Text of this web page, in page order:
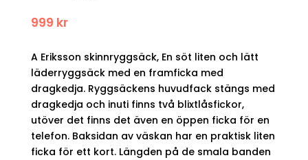
999 kr
A Eriksson skinnryggsäck, En söt liten och lätt
läderryggsäck med en framficka med
dragkedja. Ryggsäckens huvudfack stängs med
dragkedja och inuti finns två blixtlåsfickor,
utöver det finns det även en öppen ficka för en
telefon. Baksidan av väskan har en praktisk liten
ficka för ett kort. Längden på de smala banden